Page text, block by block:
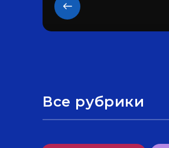
Все рубрики